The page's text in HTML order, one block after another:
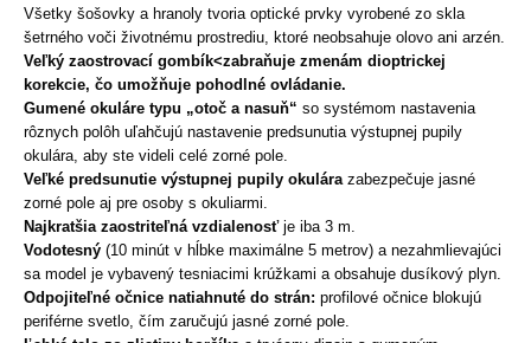
Všetky šošovky a hranoly tvoria optické prvky vyrobené zo skla
šetrného voči životnému prostrediu, ktoré neobsahuje olovo ani arzén.
Veľký zaostrovací gombík<zabraňuje zmenám dioptrickej
korekcie, čo umožňuje pohodlné ovládanie.
Gumené okuláre typu „otoč a nasuň“ so systémom nastavenia
rôznych polôh uľahčujú nastavenie predsunutia výstupnej pupily
okulára, aby ste videli celé zorné pole.
Veľké predsunutie výstupnej pupily okulárazabezpečuje jasné
zorné pole aj pre osoby s okuliarmi.
Najkratšia zaostriteľná vzdialenosťje iba 3 m.
Vodotesný (10 minút v hĺbke maximálne 5 metrov) a nezahmlievajúci
sa model je vybavený tesniacimi krúžkami a obsahuje dusíkový plyn.
Odpojiteľné očnice natiahnuté do strán: profilové očnice blokujú
periférne svetlo, čím zaručujú jasné zorné pole.